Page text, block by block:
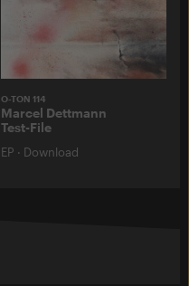
O-TON 114
Marcel Dettmann
Test-File
EP · Download